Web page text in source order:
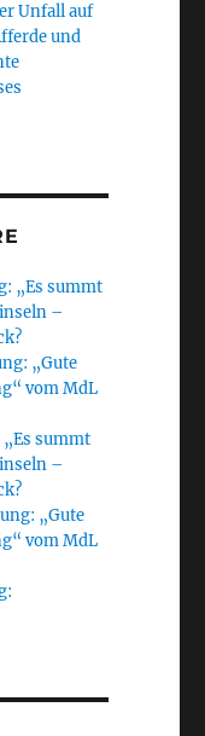
Unfall auf
und
„Es summt
–
„Gute
vom MdL
summt
–
„Gute
vom MdL